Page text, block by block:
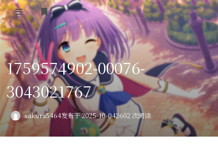
首页
VPS评测
AI绘画
教程
图库
登录
1759574902-00076-
3043021767
sakura5464发布于 2025-10-042602 次阅读